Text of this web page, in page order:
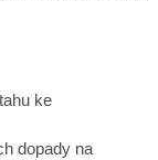
ke
dopady na